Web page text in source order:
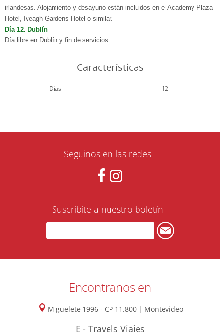
irlandesas. Alojamiento y desayuno están incluidos en el Academy Plaza
Hotel, Iveagh Gardens Hotel o similar.
Día 12. Dublín
Día libre en Dublín y fin de servicios.
Características
Días 12
Seguinos en las redes
Suscribite a nuestro boletín
Encontranos en
Miguelete 1996 - CP 11.800 | Montevideo
E - Travels Viajes